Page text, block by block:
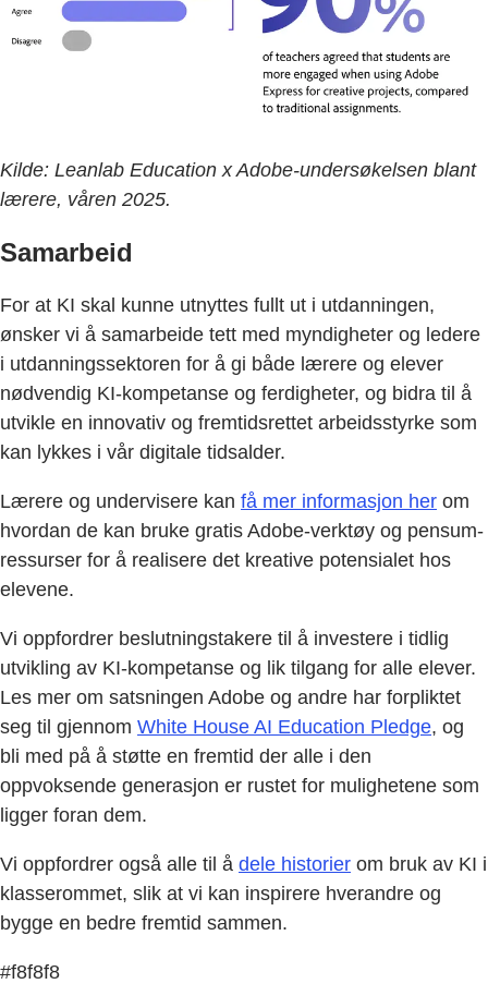
Kilde: Leanlab Education x Adobe-undersøkelsen blant
lærere, våren 2025.
Samarbeid
For at KI skal kunne utnyttes fullt ut i utdanningen,
ønsker vi å samarbeide tett med myndigheter og ledere
i utdanningssektoren for å gi både lærere og elever
nødvendig KI-kompetanse og ferdigheter, og bidra til å
utvikle en innovativ og fremtidsrettet arbeidsstyrke som
kan lykkes i vår digitale tidsalder.
Lærere og undervisere kan få mer informasjon her om
hvordan de kan bruke gratis Adobe-verktøy og pensum-
ressurser for å realisere det kreative potensialet hos
elevene.
Vi oppfordrer beslutningstakere til å investere i tidlig
utvikling av KI-kompetanse og lik tilgang for alle elever.
Les mer om satsningen Adobe og andre har forpliktet
seg til gjennom White House AI Education Pledge, og
bli med på å støtte en fremtid der alle i den
oppvoksende generasjon er rustet for mulighetene som
ligger foran dem.
Vi oppfordrer også alle til å dele historier om bruk av KI i
klasserommet, slik at vi kan inspirere hverandre og
bygge en bedre fremtid sammen.
#f8f8f8